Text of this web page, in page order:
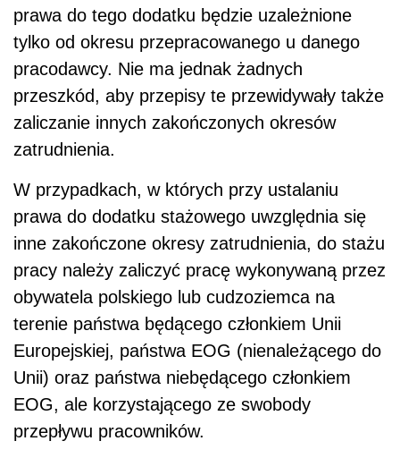
prawa do tego dodatku będzie uzależnione
tylko od okresu przepracowanego u danego
pracodawcy. Nie ma jednak żadnych
przeszkód, aby przepisy te przewidywały także
zaliczanie innych zakończonych okresów
zatrudnienia.
W przypadkach, w których przy ustalaniu
prawa do dodatku stażowego uwzględnia się
inne zakończone okresy zatrudnienia, do stażu
pracy należy zaliczyć pracę wykonywaną przez
obywatela polskiego lub cudzoziemca na
terenie państwa będącego członkiem Unii
Europejskiej, państwa EOG (nienależącego do
Unii) oraz państwa niebędącego członkiem
EOG, ale korzystającego ze swobody
przepływu pracowników.